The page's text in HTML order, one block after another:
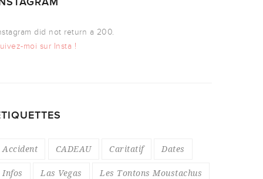
did not return a 200.
moi sur Insta !
Accident CADEAU Caritatif Dates
Infos Las Vegas Les Tontons Moustachus